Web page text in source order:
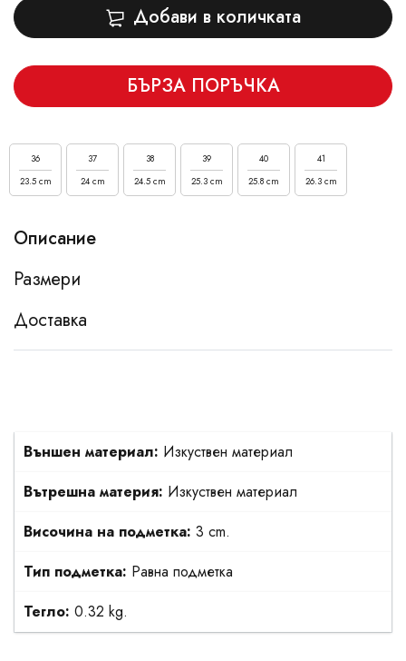
Добави в количката
БЪРЗА ПОРЪЧКА
36
23.5 cm
37
24 cm
38
24.5 cm
39
25.3 cm
40
25.8 cm
41
26.3 cm
Описание
Размери
Доставка
Външен материал: Изкуствен материал
Вътрешна материя: Изкуствен материал
Височина на подметка: 3 cm.
Тип подметка: Равна подметка
Тегло: 0.32 kg.